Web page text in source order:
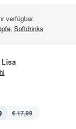
verfügbar.
, Softdrinks
Lisa
€ 17,99